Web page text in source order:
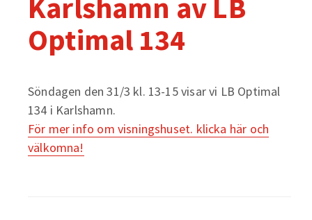
Karlshamn av LB
Optimal 134
Söndagen den 31/3 kl. 13-15 visar vi LB Optimal
134 i Karlshamn.
För mer info om visningshuset. klicka här och
välkomna!